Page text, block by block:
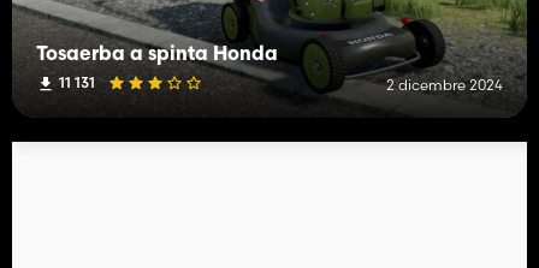
Tosaerba a spinta Honda
11 131 2 dicembre 2024